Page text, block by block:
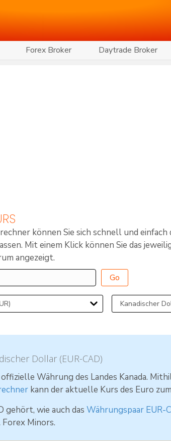
Forex Broker Daytrade Broker
können Sie sich schnell und
Mit einem Klick können Sie das
angezeigt.
Go
Dollar (EUR-CAD)
Währung des Landes Kanada.
kann der aktuelle Kurs des Euro
gehört, wie auch das Währungspaar EUR-
Minors.